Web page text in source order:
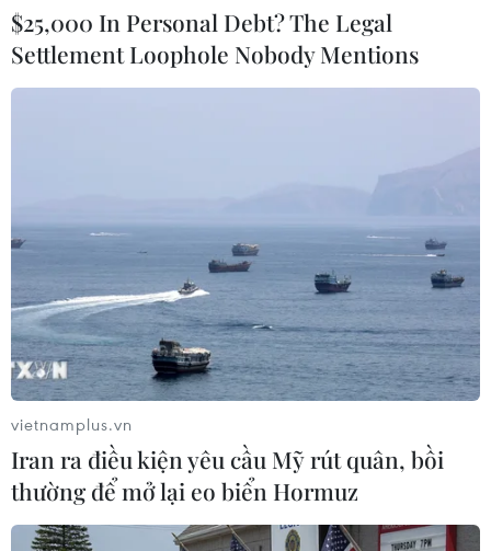
Nhiều doanh nghiệp chậm thanh toán đã có phương án đàm
phán với nhà đầu tư. (Ảnh: Vietnam+)
Kết quả từ quý 2 đến nay, thị trường trái phiếu
doanh nghiệp đã dần ổn định trở lại. Sở Giao
dịch Chứng khoán Hà Nội cho biết 68 doanh
nghiệp phát hành riêng lẻ với khối lượng 189,7
nghìn tỷ đồng. Dư nợ trái phiếu doanh nghiệp
riêng lẻ tại thời điểm cuối tháng Mười là
khoảng 1 triệu tỷ đồng, chiếm 10,5% GDP năm
$25,000 In Personal Debt? The Legal
Settlement Loophole Nobody Mentions
vietnamplus.vn
Iran ra điều kiện yêu cầu Mỹ rút quân, bồi
thường để mở lại eo biển Hormuz